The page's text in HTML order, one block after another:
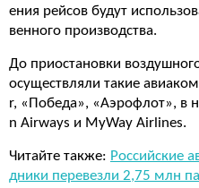
ения рейсов будут
венного производства.
До приостановки
осуществляли такие
r, «Победа», «Аэрофлот», в
n Airways и MyWay Airlines.
Читайте также: Российские
дники перевезли 2,75 млн